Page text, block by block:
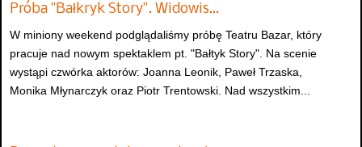
Próba "Bałkryk Story". Widowis…
W miniony weekend podglądaliśmy próbę Teatru Bazar, który
pracuje nad nowym spektaklem pt. "Bałtyk Story". Na scenie
wystąpi czwórka aktorów: Joanna Leonik, Paweł Trzaska,
Monika Młynarczyk oraz Piotr Trentowski. Nad wszystkim...